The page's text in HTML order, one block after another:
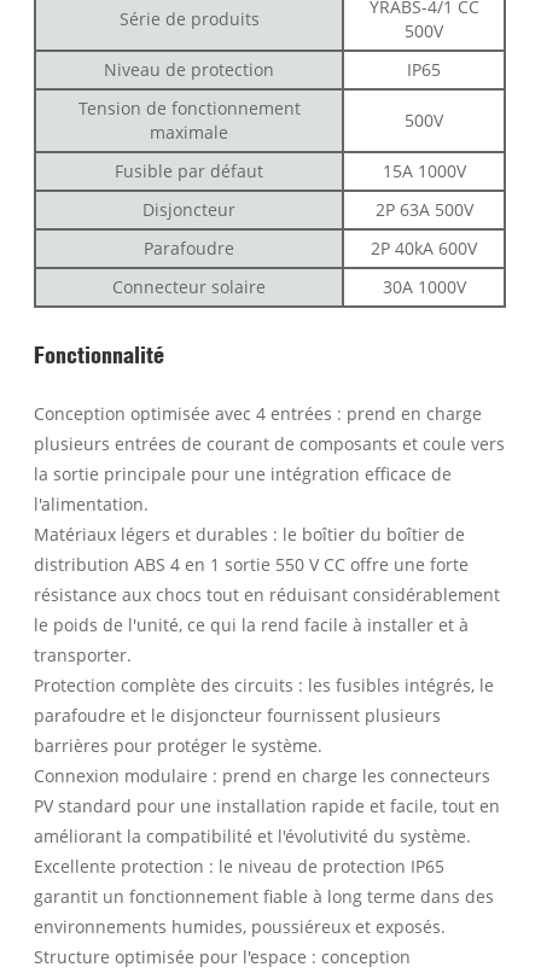
Série de produits
YRABS-4/1 CC
500V
Niveau de protection
IP65
Tension de fonctionnement
maximale
500V
Fusible par défaut
15A 1000V
Disjoncteur
2P 63A 500V
Parafoudre
2P 40kA 600V
Connecteur solaire
30A 1000V
Fonctionnalité
Conception optimisée avec 4 entrées : prend en charge
plusieurs entrées de courant de composants et coule vers
la sortie principale pour une intégration efficace de
l'alimentation.
Matériaux légers et durables : le boîtier du boîtier de
distribution ABS 4 en 1 sortie 550 V CC offre une forte
résistance aux chocs tout en réduisant considérablement
le poids de l'unité, ce qui la rend facile à installer et à
transporter.
Protection complète des circuits : les fusibles intégrés, le
parafoudre et le disjoncteur fournissent plusieurs
barrières pour protéger le système.
Connexion modulaire : prend en charge les connecteurs
PV standard pour une installation rapide et facile, tout en
améliorant la compatibilité et l'évolutivité du système.
Excellente protection : le niveau de protection IP65
garantit un fonctionnement fiable à long terme dans des
environnements humides, poussiéreux et exposés.
Structure optimisée pour l'espace : conception